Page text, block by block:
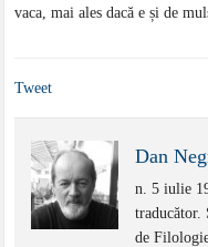
vaca, mai ales dacă e și de
Tweet
Dan
n. 5 iulie
de